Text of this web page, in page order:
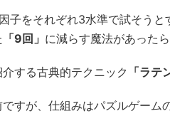
子をそれぞれ3水準で試そうと
「9回」 に減らす魔法があった
する古典的テクニック 「ラ
すが、仕組みはパズルゲーム